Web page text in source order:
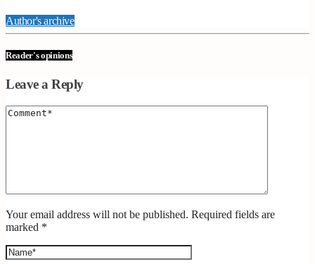
Author's archive
Reader's opinions
Leave a Reply
Your email address will not be published. Required fields are
marked *